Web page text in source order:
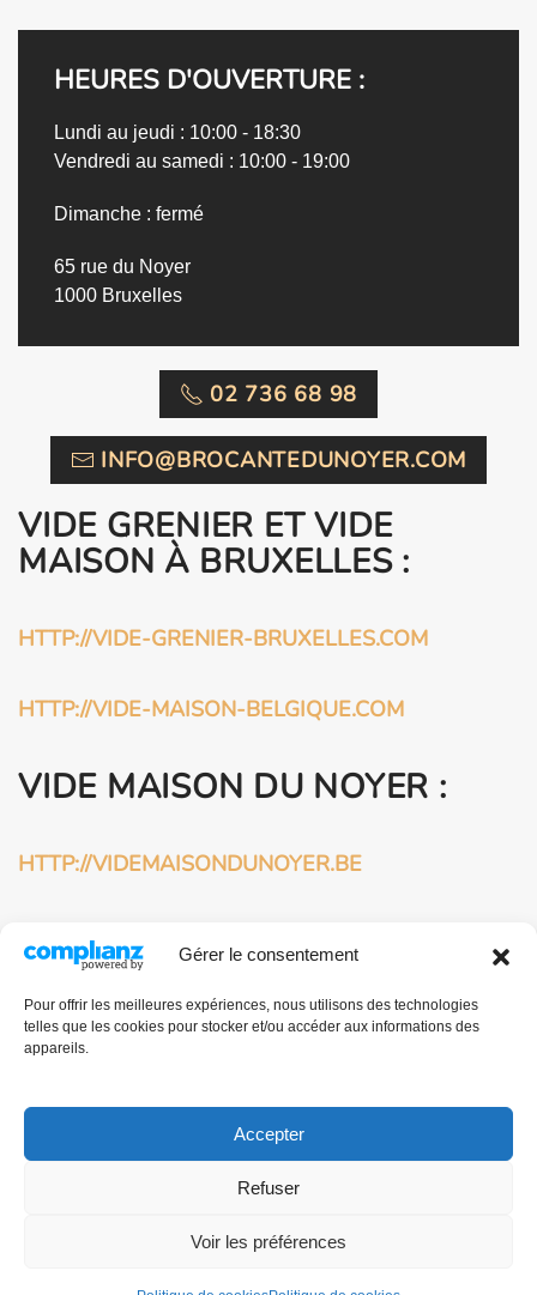
Gérer le consentement
Pour offrir les meilleures expériences, nous utilisons des technologies
telles que les cookies pour stocker et/ou accéder aux informations des
appareils.
Accepter
Refuser
Voir les préférences
HEURES D'OUVERTURE :
Lundi au jeudi : 10:00 - 18:30
Vendredi au samedi : 10:00 - 19:00
Dimanche : fermé
65 rue du Noyer
1000 Bruxelles
02 736 68 98
INFO@BROCANTEDUNOYER.COM
VIDE GRENIER ET VIDE
MAISON À BRUXELLES :
HTTP://VIDE-GRENIER-BRUXELLES.COM
HTTP://VIDE-MAISON-BELGIQUE.COM
VIDE MAISON DU NOYER :
HTTP://VIDEMAISONDUNOYER.BE
HTTP://VIDEMAISONDUNOYER.COM
BROCANTEUR
PROFESSIONNEL À
HTTP://BROCANTE-BRUXELLES.COM